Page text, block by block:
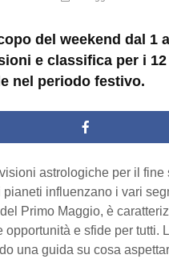
del weekend dal 1
e classifica per i
nel periodo festivo.
astrologiche per il
pianeti influenzano i vari
Primo Maggio, è
opportunità e sfide per tutti.
una guida su cosa